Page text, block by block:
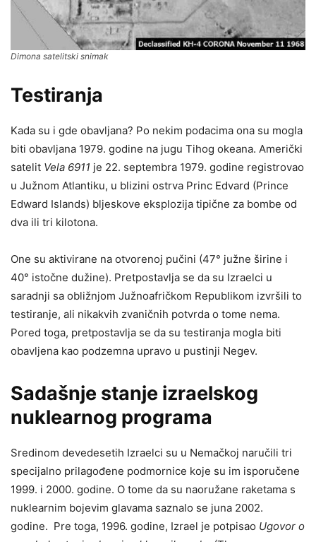
Dimona satelitski snimak
Testiranja
Kada su i gde obavljana? Po nekim podacima ona su mogla
biti obavljana 1979. godine na jugu Tihog okeana. Američki
satelit Vela 6911 je 22. septembra 1979. godine registrovao
u Južnom Atlantiku, u blizini ostrva Princ Edvard (Prince
Edward Islands) bljeskove eksplozija tipične za bombe od
dva ili tri kilotona.
One su aktivirane na otvorenoj pučini (47° južne širine i
40° istočne dužine). Pretpostavlja se da su Izraelci u
saradnji sa obližnjom Južnoafričkom Republikom izvršili to
testiranje, ali nikakvih zvaničnih potvrda o tome nema.
Pored toga, pretpostavlja se da su testiranja mogla biti
obavljena kao podzemna upravo u pustinji Negev.
Sadašnje stanje izraelskog
nuklearnog programa
Sredinom devedesetih Izraelci su u Nemačkoj naručili tri
specijalno prilagođene podmornice koje su im isporučene
1999. i 2000. godine. O tome da su naoružane raketama s
nuklearnim bojevim glavama saznalo se juna 2002.
godine. Pre toga, 1996. godine, Izrael je potpisao Ugovor o